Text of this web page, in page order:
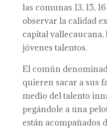
las comunas 13, 15,
observar la calidad
capital vallecaucana,
jóvenes talentos.
El común
quieren sacar a sus
medio del talento
pegándole a una
están acompañados